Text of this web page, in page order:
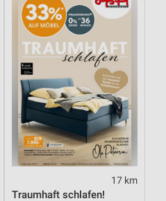
17 km
Traumhaft schlafen!